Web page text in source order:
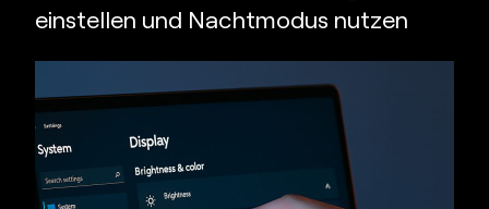
einstellen und Nachtmodus nutzen